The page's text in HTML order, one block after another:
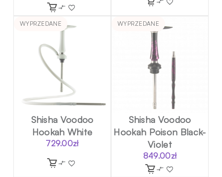
WYPRZEDANE
Shisha Voodoo
Hookah White
729.00zł
WYPRZEDANE
Shisha Voodoo
Hookah Poison Black-
Violet
849.00zł